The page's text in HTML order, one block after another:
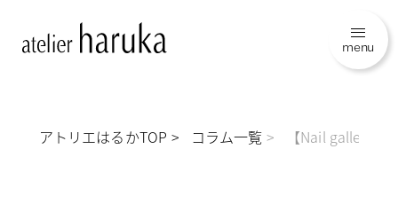
menu
アトリエはるかTOP コラム一覧 【Nail gallery